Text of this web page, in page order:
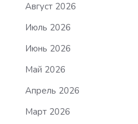
Август 2026
Июль 2026
Июнь 2026
Май 2026
Апрель 2026
Март 2026